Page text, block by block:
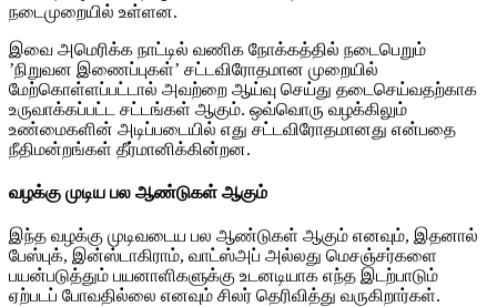
நடைமுறையில் உள்ளன.
இவை அமெரிக்க நாட்டில் வணிக நோக்கத்தில் நடைபெறும்
’நிறுவன இணைப்புகள்’ சட்டவிரோதமான முறையில்
மேற்கொள்ளப்பட்டால் அவற்றை ஆய்வு செய்து தடைசெய்வதற்காக
உருவாக்கப்பட்ட சட்டங்கள் ஆகும். ஒவ்வொரு வழக்கிலும்
உண்மைகளின் அடிப்படையில் எது சட்டவிரோதமானது என்பதை
நீதிமன்றங்கள் தீர்மானிக்கின்றன.
வழக்கு முடிய பல ஆண்டுகள் ஆகும்
இந்த வழக்கு முடிவடைய பல ஆண்டுகள் ஆகும் எனவும், இதனால்
பேஸ்புக், இன்ஸ்டாகிராம், வாட்ஸ்அப் அல்லது மெசஞ்சர்களை
பயன்படுத்தும் பயனாளிகளுக்கு உடனடியாக எந்த இடற்பாடும்
ஏற்படப் போவதில்லை எனவும் சிலர் தெரிவித்து வருகிறார்கள்.